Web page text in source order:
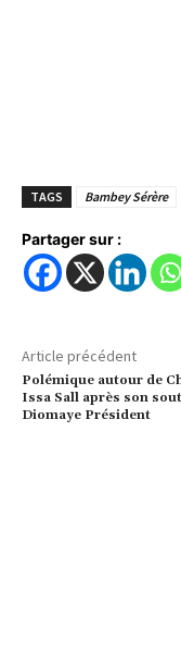
TAGS Bambey Sérère
Partager sur :
Article précédent
Polémique autour de
Issa Sall après son
Diomaye Président